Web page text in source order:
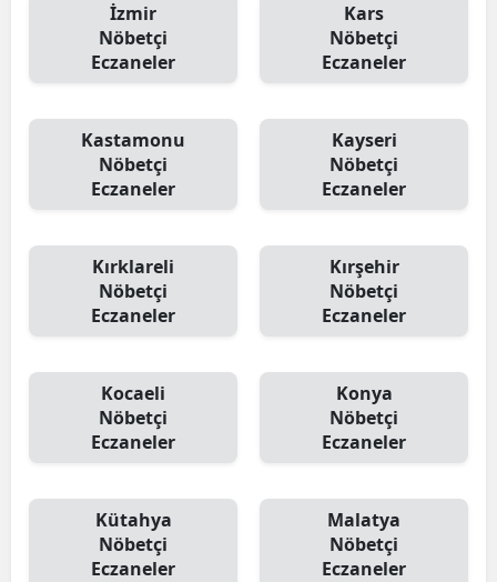
İzmir
Nöbetçi
Eczaneler
Kars
Nöbetçi
Eczaneler
Kastamonu
Nöbetçi
Eczaneler
Kayseri
Nöbetçi
Eczaneler
Kırklareli
Nöbetçi
Eczaneler
Kırşehir
Nöbetçi
Eczaneler
Kocaeli
Nöbetçi
Eczaneler
Konya
Nöbetçi
Eczaneler
Kütahya
Nöbetçi
Eczaneler
Malatya
Nöbetçi
Eczaneler